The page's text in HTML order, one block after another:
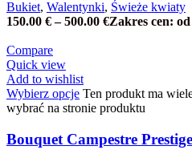
Bukiet, Walentynki, Świeże kwiaty
150.00 € – 500.00 €Zakres cen:
Compare
Quick view
Add to wishlist
Wybierz opcje Ten produkt ma
wybrać na stronie produktu
Bouquet Campestre Prestige